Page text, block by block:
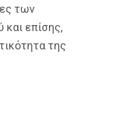
των
επίσης,
της